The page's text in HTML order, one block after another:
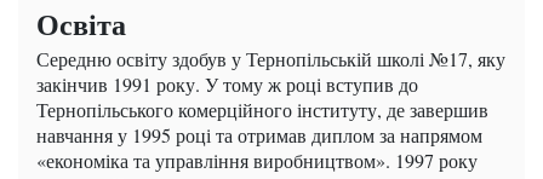
Освіта
Середню освіту здобув у Тернопільській школі №17, яку
закінчив 1991 року. У тому ж році вступив до
Тернопільського комерційного інституту, де завершив
навчання у 1995 році та отримав диплом за напрямом
«економіка та управління виробництвом». 1997 року